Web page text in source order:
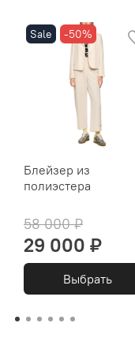
Sale -50%
Блейзер из
полиэстера
58 000 ₽
29 000 ₽
Выбрать